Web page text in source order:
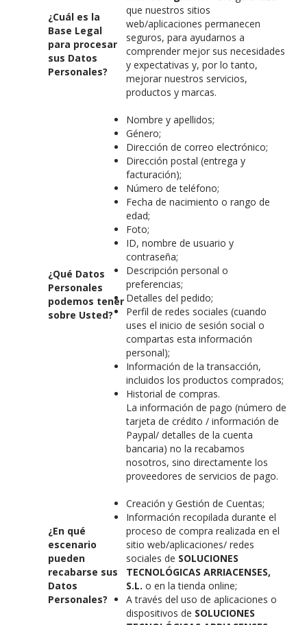
¿Cuál es la
Base Legal
para procesar
sus Datos
Personales?
que nuestros sitios
web/aplicaciones permanecen
seguros, para ayudarnos a
comprender mejor sus necesidades
y expectativas y, por lo tanto,
mejorar nuestros servicios,
productos y marcas.
¿Qué Datos
Personales
podemos tener
sobre Usted?
Nombre y apellidos;
Género;
Dirección de correo electrónico;
Dirección postal (entrega y
facturación);
Número de teléfono;
Fecha de nacimiento o rango de
edad;
Foto;
ID, nombre de usuario y
contraseña;
Descripción personal o
preferencias;
Detalles del pedido;
Perfil de redes sociales (cuando
uses el inicio de sesión social o
compartas esta información
personal);
Información de la transacción,
incluidos los productos comprados;
Historial de compras.
La información de pago (número de
tarjeta de crédito / información de
Paypal/ detalles de la cuenta
bancaria) no la recabamos
nosotros, sino directamente los
proveedores de servicios de pago.
¿En qué
escenario
pueden
recabarse sus
Datos
Personales?
Creación y Gestión de Cuentas;
Información recopilada durante el
proceso de compra realizada en el
sitio web/aplicaciones/ redes
sociales de SOLUCIONES
TECNOLÓGICAS ARRIACENSES,
S.L. o en la tienda online;
A través del uso de aplicaciones o
dispositivos de SOLUCIONES